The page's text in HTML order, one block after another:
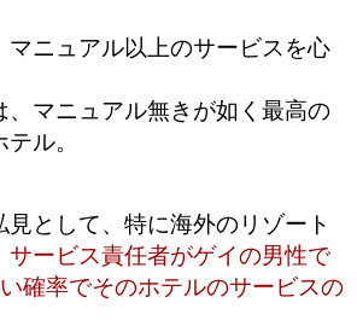
マニュアル以上のサービスを心
、マニュアル無きが如く最高の
ル。
として、 特に海外のリゾート
サービス責任者がゲイの男性で
確率でそのホテルのサービスの